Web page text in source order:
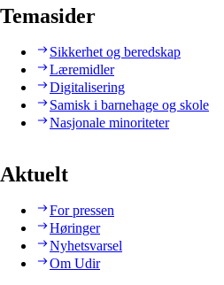
Temasider
Sikkerhet og beredskap
Læremidler
Digitalisering
Samisk i barnehage og skole
Nasjonale minoriteter
Aktuelt
For pressen
Høringer
Nyhetsvarsel
Om Udir